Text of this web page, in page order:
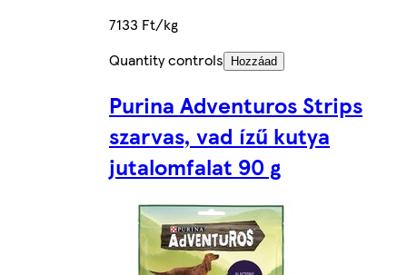
7133 Ft/kg
Quantity controls
Hozzáad
Purina Adventuros Strips
szarvas, vad ízű kutya
jutalomfalat 90 g